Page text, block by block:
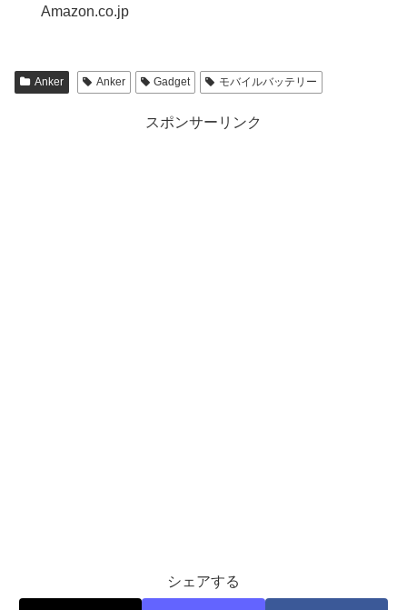
Amazon.co.jp
Anker Anker Gadget モバイルバッテリー
スポンサーリンク
シェアする